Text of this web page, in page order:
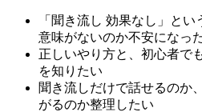
「聞き流し 効果なし」と
意味がないのか不安になっ
正しいやり方と、初心者で
を知りたい
聞き流しだけで話せるのか
がるのか整理したい